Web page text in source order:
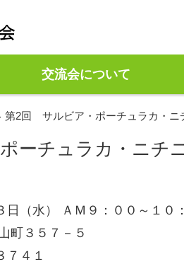
コ
交流会について
第2回 サルビア・ポーチュラカ・ニ
ーチュラカ・ニチ
日（水） ＡＭ９：００～１
町３５７－５
７４１